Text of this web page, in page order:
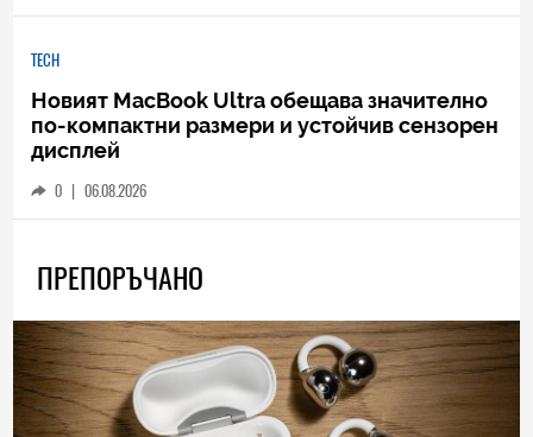
TECH
Новият MacBook Ultra обещава значително
по-компактни размери и устойчив сензорен
дисплей
0 | 06.08.2026
ПРЕПОРЪЧАНО